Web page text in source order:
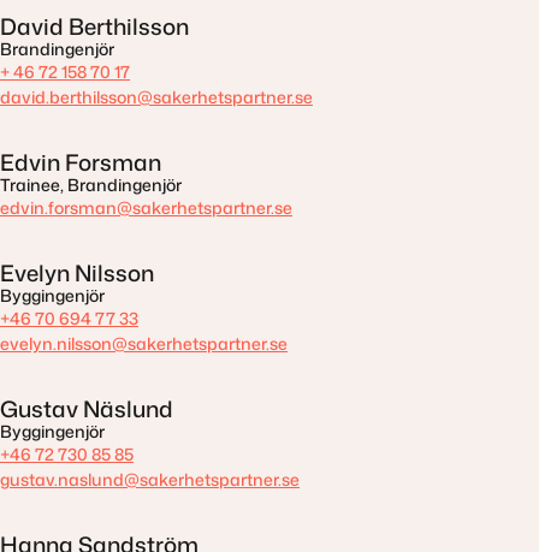
David Berthilsson
Brandingenjör
+ 46 72 158 70 17
david.berthilsson@sakerhetspartner.se
Edvin Forsman
Trainee, Brandingenjör
edvin.forsman@sakerhetspartner.se
Evelyn Nilsson
Byggingenjör
+46 70 694 77 33
evelyn.nilsson@sakerhetspartner.se
Gustav Näslund
Byggingenjör
+46 72 730 85 85
gustav.naslund@sakerhetspartner.se
Hanna Sandström